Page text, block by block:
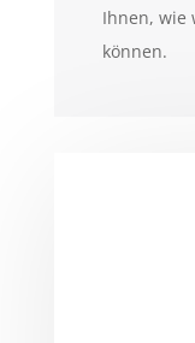
Ihnen, wie
können.